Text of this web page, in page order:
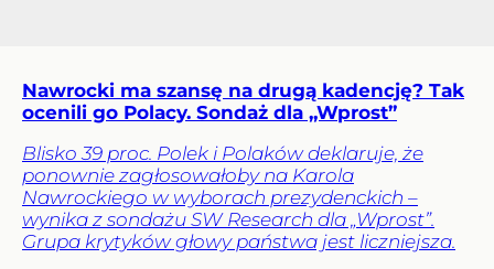
Nawrocki ma szansę na drugą kadencję? Tak
ocenili go Polacy. Sondaż dla „Wprost”
Blisko 39 proc. Polek i Polaków deklaruje, że
ponownie zagłosowałoby na Karola
Nawrockiego w wyborach prezydenckich –
wynika z sondażu SW Research dla „Wprost”.
Grupa krytyków głowy państwa jest liczniejsza.